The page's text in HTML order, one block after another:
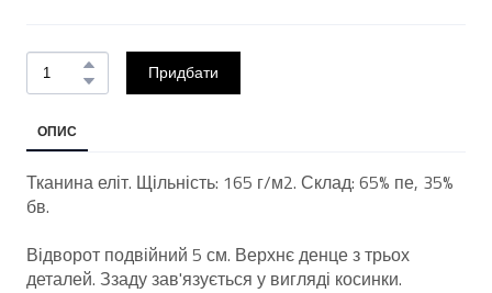
Придбати
ОПИС
Тканина еліт. Щільність: 165 г/м2. Склад: 65% пе, 35%
бв.
Відворот подвійний 5 см. Верхнє денце з трьох
деталей. Ззаду зав'язується у вигляді косинки.